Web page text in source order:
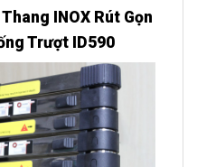
INOX Rút Gọn
Trượt ID590